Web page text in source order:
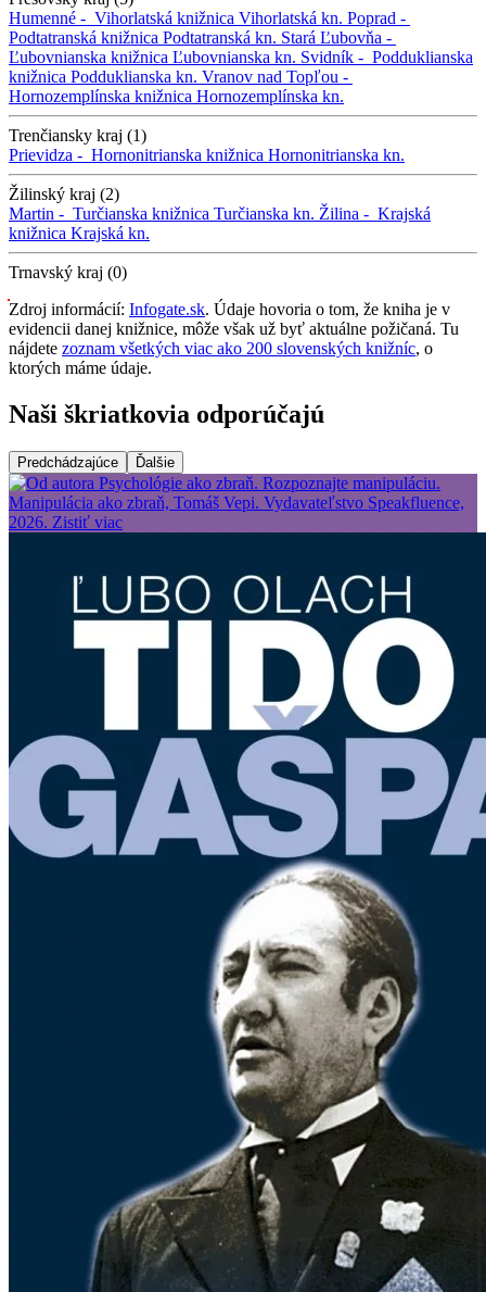
Humenné - Vihorlatská knižnica Vihorlatská kn. Poprad -
Podtatranská knižnica Podtatranská kn. Stará Ľubovňa -
Ľubovnianska knižnica Ľubovnianska kn. Svidník - Podduklianska
knižnica Podduklianska kn. Vranov nad Topľou -
Hornozemplínska knižnica Hornozemplínska kn.
Trenčiansky kraj (1)
Prievidza - Hornonitrianska knižnica Hornonitrianska kn.
Žilinský kraj (2)
Martin - Turčianska knižnica Turčianska kn. Žilina - Krajská
knižnica Krajská kn.
Trnavský kraj (0)
Zdroj informácií: Infogate.sk. Údaje hovoria o tom, že kniha je v
evidencii danej knižnice, môže však už byť aktuálne požičaná. Tu
nájdete zoznam všetkých viac ako 200 slovenských knižníc, o
ktorých máme údaje.
Naši škriatkovia odporúčajú
Predchádzajúce Ďalšie